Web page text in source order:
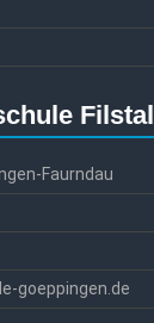
Filstal
Faurndau
goeppingen.de